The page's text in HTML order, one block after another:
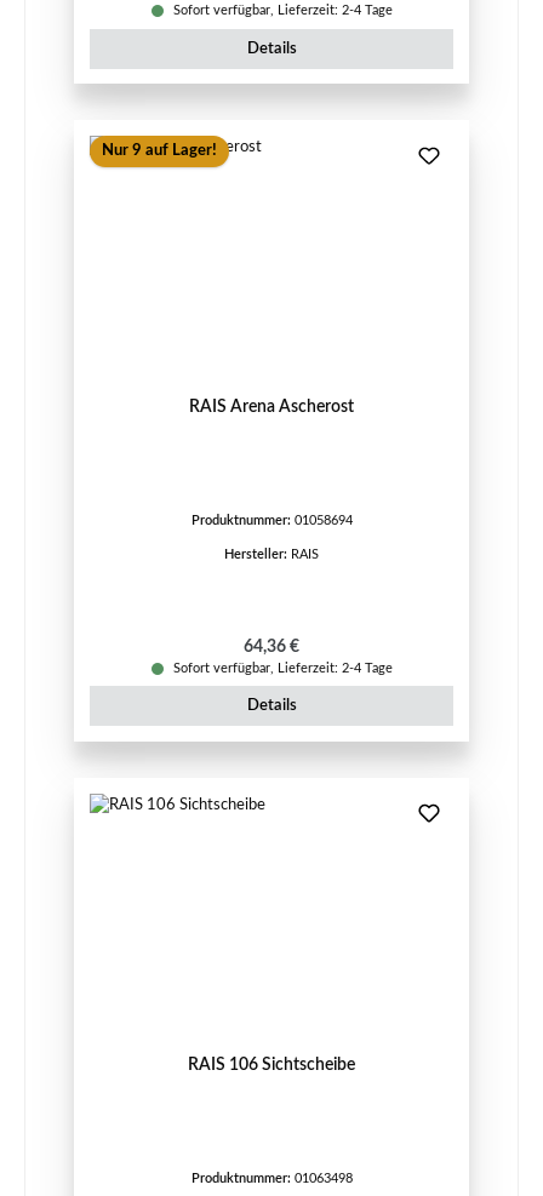
Sofort verfügbar, Lieferzeit: 2-4 Tage
Details
Nur 9 auf Lager!
RAIS Arena Ascherost
Produktnummer: 01058694
Hersteller: RAIS
Regulärer Preis:
64,36 €
Sofort verfügbar, Lieferzeit: 2-4 Tage
Details
RAIS 106 Sichtscheibe
Produktnummer: 01063498